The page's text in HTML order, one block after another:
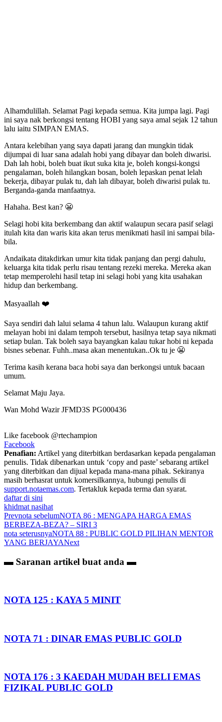
Alhamdulillah. Selamat Pagi kepada semua. Kita jumpa lagi. Pagi
ini saya nak berkongsi tentang HOBI yang saya amal sejak 12 tahun
lalu iaitu SIMPAN EMAS.
Antara kelebihan yang saya dapati jarang dan mungkin tidak
dijumpai di luar sana adalah hobi yang dibayar dan boleh diwarisi.
Dah lah hobi, boleh buat ikut suka kita je, boleh kongsi-kongsi
pengalaman, boleh hilangkan bosan, boleh lepaskan penat lelah
bekerja, dibayar pulak tu, dah lah dibayar, boleh diwarisi pulak tu.
Berganda-ganda manfaatnya.
Hahaha. Best kan? 😬
Selagi hobi kita berkembang dan aktif walaupun secara pasif selagi
itulah kita dan waris kita akan terus menikmati hasil ini sampai bila-
bila.
Andaikata ditakdirkan umur kita tidak panjang dan pergi dahulu,
keluarga kita tidak perlu risau tentang rezeki mereka. Mereka akan
tetap memperolehi hasil tetap ini selagi hobi yang kita usahakan
hidup dan berkembang.
Masyaallah ❤️
Saya sendiri dah lalui selama 4 tahun lalu. Walaupun kurang aktif
melayan hobi ini dalam tempoh tersebut, hasilnya tetap saya nikmati
setiap bulan. Tak boleh saya bayangkan kalau tukar hobi ni kepada
bisnes sebenar. Fuhh..masa akan menentukan..Ok tu je 😬
Terima kasih kerana baca hobi saya dan berkongsi untuk bacaan
umum.
Selamat Maju Jaya.
Wan Mohd Wazir JFMD3S PG000436
Like facebook @rtechampion
Facebook
Penafian: Artikel yang diterbitkan berdasarkan kepada pengalaman
penulis. Tidak dibenarkan untuk ‘copy and paste’ sebarang artikel
yang diterbitkan dan dijual kepada mana-mana pihak. Sekiranya
masih berhasrat untuk komersilkannya, hubungi penulis di
support.notaemas.com. Tertakluk kepada terma dan syarat.
daftar di sini
khidmat nasihat
Prevnota sebelumNOTA 86 : MENGAPA HARGA EMAS
BERBEZA-BEZA? – SIRI 3
nota seterusnyaNOTA 88 : PUBLIC GOLD PILIHAN MENTOR
YANG BERJAYANext
▬ Saranan artikel buat anda ▬
NOTA 125 : KAYA 5 MINIT
NOTA 71 : DINAR EMAS PUBLIC GOLD
NOTA 176 : 3 KAEDAH MUDAH BELI EMAS
FIZIKAL PUBLIC GOLD